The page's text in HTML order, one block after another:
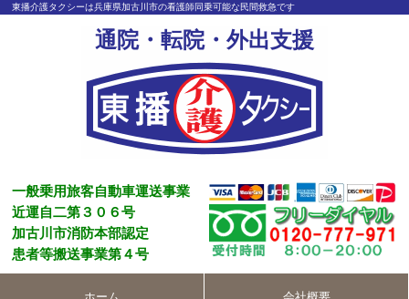
東播介護タクシーは兵庫県加古川市の看護師同乗可能な民間救急です
通院・転院・外出支援
一般乗用旅客自動車運送事業
近運自二第３０６号
加古川市消防本部認定
患者等搬送事業第４号